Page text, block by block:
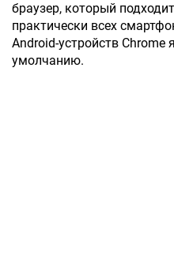
браузер, который
практически всех
Android-устройств Chrome
умолчанию.